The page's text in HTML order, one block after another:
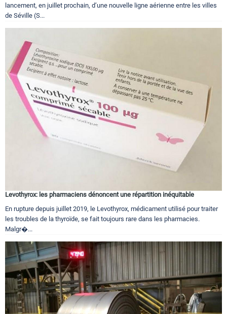
lancement, en juillet prochain, d’une nouvelle ligne aérienne entre les villes
de Séville (S...
Levothyrox: les pharmaciens dénoncent une répartition inéquitable
En rupture depuis juillet 2019, le Levothyrox, médicament utilisé pour traiter
les troubles de la thyroïde, se fait toujours rare dans les pharmacies.
Malgr�...